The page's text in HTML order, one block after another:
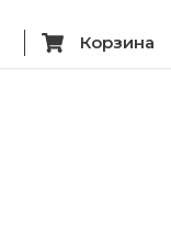
Корзина